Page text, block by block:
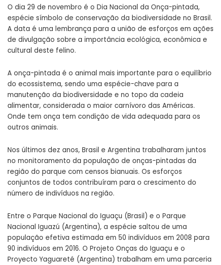
O dia 29 de novembro é o Dia Nacional da Onça-pintada,
espécie símbolo de conservação da biodiversidade no Brasil.
A data é uma lembrança para a união de esforços em ações
de divulgação sobre a importância ecológica, econômica e
cultural deste felino.
A onça-pintada é o animal mais importante para o equilíbrio
do ecossistema, sendo uma espécie-chave para a
manutenção da biodiversidade e no topo da cadeia
alimentar, considerada o maior carnívoro das Américas.
Onde tem onça tem condição de vida adequada para os
outros animais.
Nos últimos dez anos, Brasil e Argentina trabalharam juntos
no monitoramento da população de onças-pintadas da
região do parque com censos bianuais. Os esforços
conjuntos de todos contribuíram para o crescimento do
número de indivíduos na região.
Entre o Parque Nacional do Iguaçu (Brasil) e o Parque
Nacional Iguazú (Argentina), a espécie saltou de uma
população efetiva estimada em 50 indivíduos em 2008 para
90 indivíduos em 2016. O Projeto Onças do Iguaçu e o
Proyecto Yaguareté (Argentina) trabalham em uma parceria